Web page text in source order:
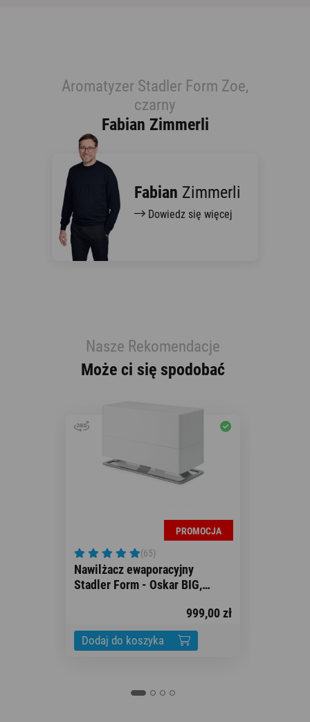
Aromatyzer Stadler Form Zoe,
czarny
Fabian Zimmerli
Fabian Zimmerli
Dowiedz się więcej
Nasze Rekomendacje
Może ci się spodobać
PROMOCJA
(65)
Nawilżacz ewaporacyjny
Stadler Form - Oskar BIG,
999,00 zł
Dodaj do koszyka